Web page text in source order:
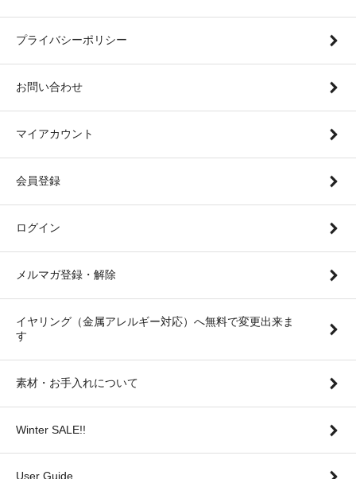
プライバシーポリシー
お問い合わせ
マイアカウント
会員登録
ログイン
メルマガ登録・解除
イヤリング（金属アレルギー対応）へ無料で変更出来ま
す
素材・お手入れについて
Winter SALE!!
User Guide